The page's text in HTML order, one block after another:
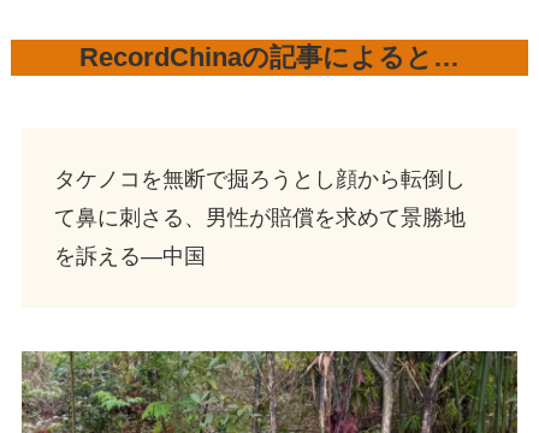
RecordChinaの記事によると…
タケノコを無断で掘ろうとし顔から転倒し
て鼻に刺さる、男性が賠償を求めて景勝地
を訴える―中国